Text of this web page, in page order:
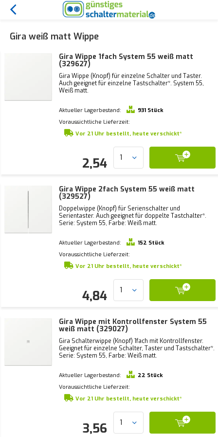
Gira weiß matt Wippe
Gira Wippe 1fach System 55 weiß matt
(329627)
Gira Wippe (Knopf) für einzelne Schalter und Taster.
Auch geeignet für einzelne Tastschalter*. System 55,
Weiß matt.
Aktueller Lagerbestand:
931 Stück
Voraussichtliche Lieferzeit:
Vor 21 Uhr bestellt, heute verschickt*
2,54
Gira Wippe 2fach System 55 weiß matt
(329527)
Doppelwippe (Knopf) für Serienschalter und
Serientaster. Auch geeignet für doppelte Tastchalter*.
Serie: System 55, Farbe: Weiß matt.
Aktueller Lagerbestand:
152 Stück
Voraussichtliche Lieferzeit:
Vor 21 Uhr bestellt, heute verschickt*
4,84
Gira Wippe mit Kontrollfenster System 55
weiß matt (329027)
Gira Schalterwippe (Knopf) 1fach mit Kontrollfenster.
Geeignet für einzelne Schalter, Taster und Tastschalter*.
Serie: System 55, Farbe: Weiß matt.
Aktueller Lagerbestand:
22 Stück
Voraussichtliche Lieferzeit:
Vor 21 Uhr bestellt, heute verschickt*
3,56